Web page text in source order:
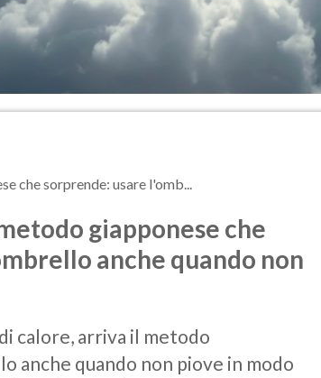
che sorprende: usare l'omb...
giapponese che
anche quando non
calore, arriva il metodo
anche quando non piove in modo